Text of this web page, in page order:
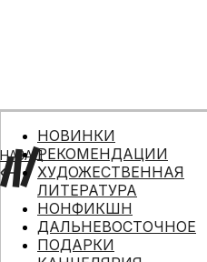
НАЗАД
НОВИНКИ
РЕКОМЕНДАЦИИ
ХУДОЖЕСТВЕННАЯ
ЛИТЕРАТУРА
НОНФИКШН
ДАЛЬНЕВОСТОЧНОЕ
ПОДАРКИ